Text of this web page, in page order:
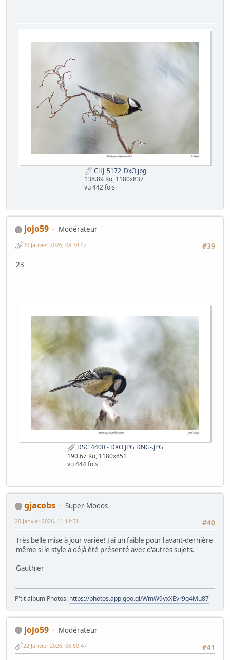
CHJ_5172_DxO.jpg
138.89 Ko, 1180x837
vu 442 fois
jojo59
Modérateur
#39
20 Janvier 2026, 08:34:42
23
DSC 4400 - DXO JPG DNG-.JPG
190.67 Ko, 1180x851
vu 444 fois
gjacobs
Super-Modos
#40
20 Janvier 2026, 11:11:51
Très belle mise à jour variée! J'ai un faible pour l'avant-dernière
même si le style a déjà été présenté avec d'autres sujets.
Gauthier
P'tit album Photos: https://photos.app.goo.gl/WmW9yxXEvr9g4Mu87
jojo59
Modérateur
#41
22 Janvier 2026, 06:50:47